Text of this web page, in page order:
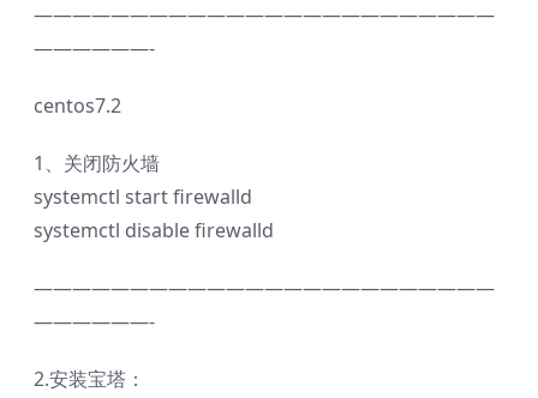
————————————————————————
——————-
centos7.2
1、关闭防火墙
systemctl start firewalld
systemctl disable firewalld
————————————————————————
——————-
2.安装宝塔：